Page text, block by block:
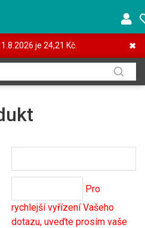
✖
je 24,21 Kč.
Pro
rychlejší vyřízení Vašeho
dotazu, uveďte prosím vaše